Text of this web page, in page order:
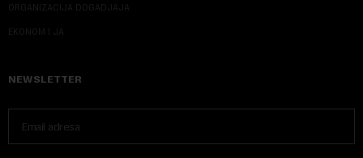
ORGANIZACIJA DOGADJAJA
EKONOM I JA
NEWSLETTER